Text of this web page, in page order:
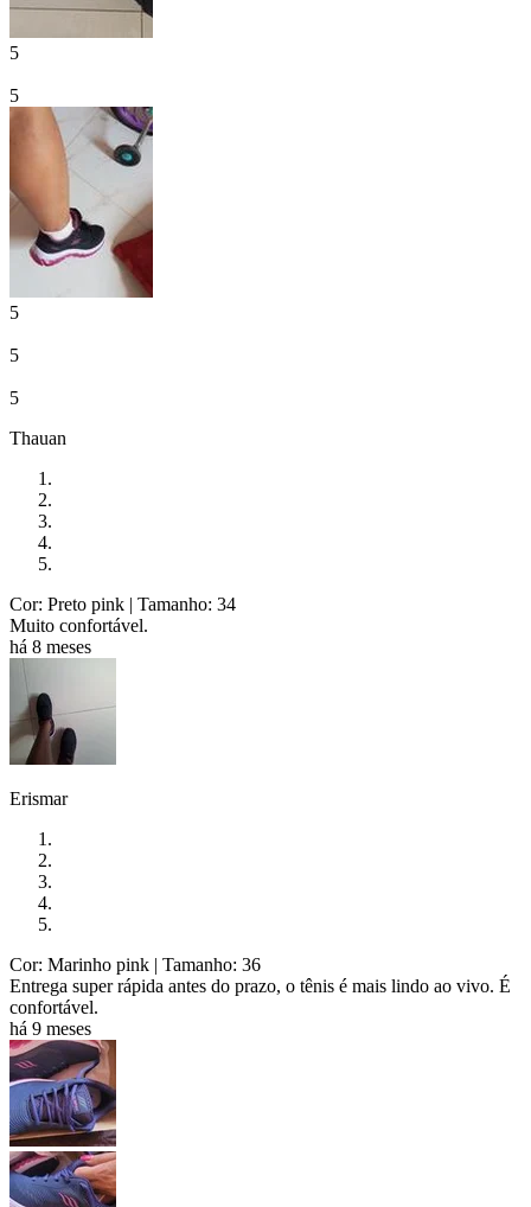
5
5
5
5
5
Thauan
Cor: Preto pink | Tamanho: 34
Muito confortável.
há 8 meses
Erismar
Cor: Marinho pink | Tamanho: 36
Entrega super rápida antes do prazo, o tênis é mais lindo ao vivo. É
confortável.
há 9 meses